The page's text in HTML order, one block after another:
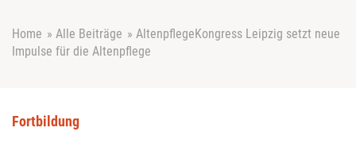
Home » Alle Beiträge » AltenpflegeKongress Leipzig setzt neue
Impulse für die Altenpflege
Fortbildung